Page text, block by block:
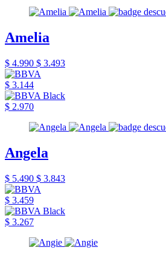
Amelia
$ 4.990 $ 3.493
$ 3.144
$ 2.970
Angela
$ 5.490 $ 3.843
$ 3.459
$ 3.267